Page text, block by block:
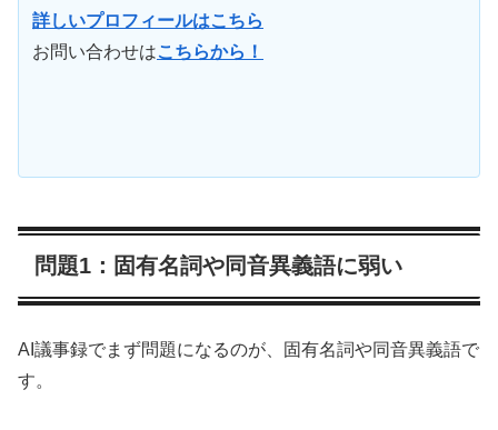
詳しいプロフィールはこちら
お問い合わせはこちらから！
問題1：固有名詞や同音異義語に弱い
AI議事録でまず問題になるのが、固有名詞や同音異義語で
す。